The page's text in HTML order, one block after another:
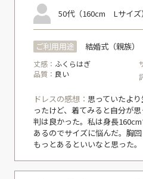
50代（160cm Lサイズ）
ご利用用途 結婚式（親族）
丈感： ふくらはぎ
品質： 良い
ドレスの感想： 思っていたよ
ったけど、着てみると自分が
判は良かった。私は身長
あるのでサイズに悩んだ。胸
もっとあるといいなと思った。